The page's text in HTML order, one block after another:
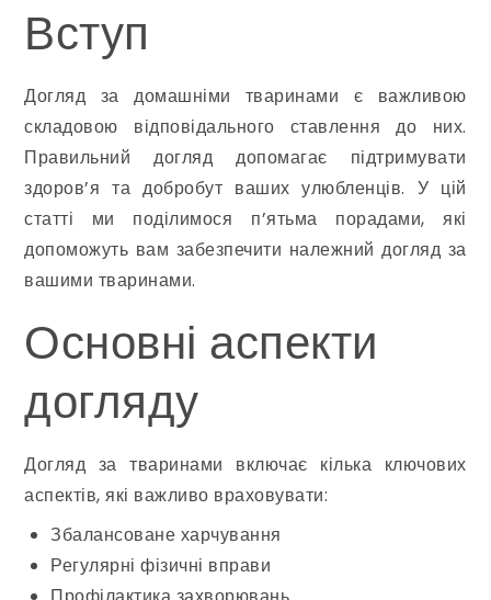
Вступ
Догляд за домашніми тваринами є важливою
складовою відповідального ставлення до них.
Правильний догляд допомагає підтримувати
здоров’я та добробут ваших улюбленців. У цій
статті ми поділимося п’ятьма порадами, які
допоможуть вам забезпечити належний догляд за
вашими тваринами.
Основні аспекти
догляду
Догляд за тваринами включає кілька ключових
аспектів, які важливо враховувати:
Збалансоване харчування
Регулярні фізичні вправи